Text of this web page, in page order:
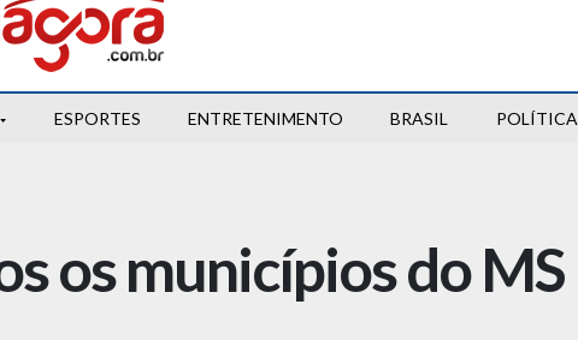
ESPORTES ENTRETENIMENTO BRASIL POLÍTICA
os municípios do MS